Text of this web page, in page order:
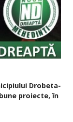
Drobeta-
proiecte, în